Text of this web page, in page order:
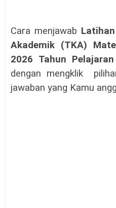
Cara menjawab
Akademik (TKA)
2026 Tahun
dengan mengklik
jawaban yang Kamu